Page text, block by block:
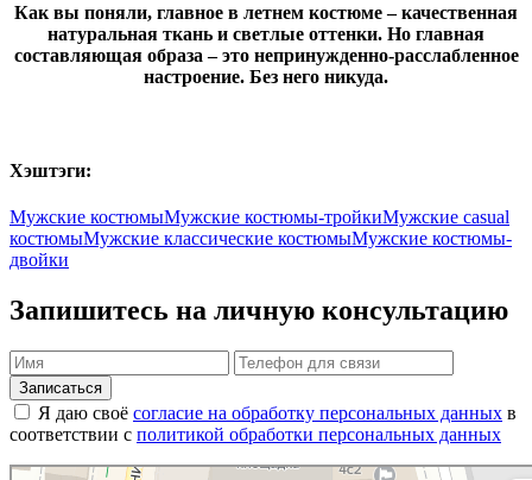
Как вы поняли, главное в летнем костюме – качественная
натуральная ткань и светлые оттенки. Но главная
составляющая образа – это непринужденно-расслабленное
настроение. Без него никуда.
Хэштэги:
Мужские костюмыМужские костюмы-тройкиМужские casual
костюмыМужские классические костюмыМужские костюмы-
двойки
Запишитесь на личную консультацию
Я даю своё согласие на обработку персональных данных в
соответствии с политикой обработки персональных данных